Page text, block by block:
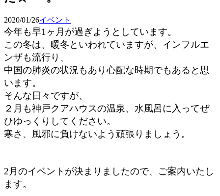
2020/01/26イベント
今年も早1ヶ月が過ぎようとしています。
この冬は、暖冬といわれていますが、インフルエ
ンザも流行り、
中国の肺炎の状況もあり心配な時期でもあると思
います。
そんな日々ですが、
２月も神戸クアハウスの温泉、水風呂に入ってぜ
ひゆっくりしてください。
寒さ、風邪に負けないよう頑張りましょう。
2月のイベントが決まりましたので、ご案内いたし
ます。